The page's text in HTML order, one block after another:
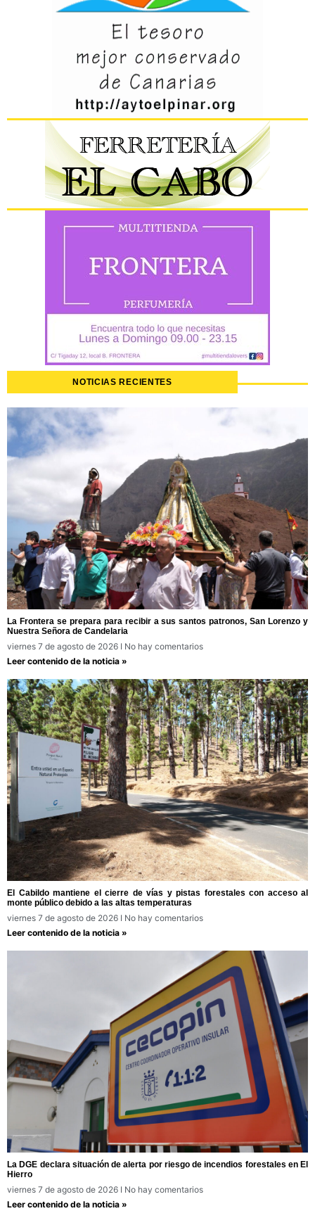
NOTICIAS RECIENTES
La Frontera se prepara para recibir a sus santos patronos, San Lorenzo y
Nuestra Señora de Candelaria
viernes 7 de agosto de 2026
No hay comentarios
Leer contenido de la noticia »
El Cabildo mantiene el cierre de vías y pistas forestales con acceso al
monte público debido a las altas temperaturas
viernes 7 de agosto de 2026
No hay comentarios
Leer contenido de la noticia »
La DGE declara situación de alerta por riesgo de incendios forestales en El
Hierro
viernes 7 de agosto de 2026
No hay comentarios
Leer contenido de la noticia »